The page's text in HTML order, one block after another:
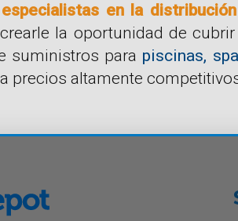
en la
la oportunidad de
suministros para piscinas,
a precios altamente